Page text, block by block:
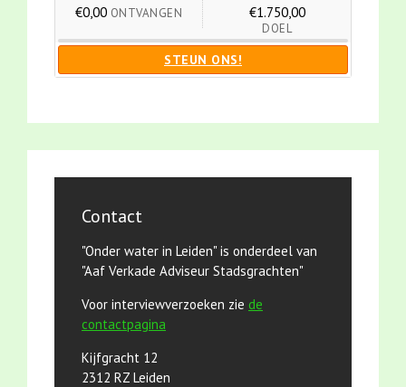
€0,00 ONTVANGEN €1.750,00
DOEL
STEUN ONS!
Contact
"Onder water in Leiden" is onderdeel van
"Aaf Verkade Adviseur Stadsgrachten"
Voor interviewverzoeken zie de
contactpagina
Kijfgracht 12
2312 RZ Leiden